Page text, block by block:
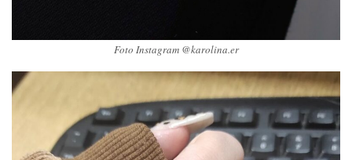
Foto Instagram @karolina.er